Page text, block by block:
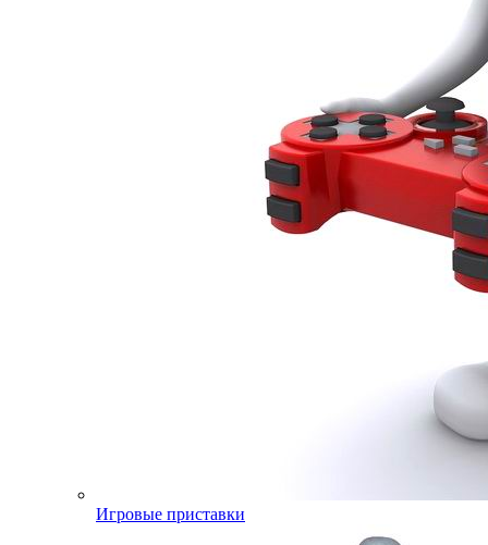
Игровые приставки